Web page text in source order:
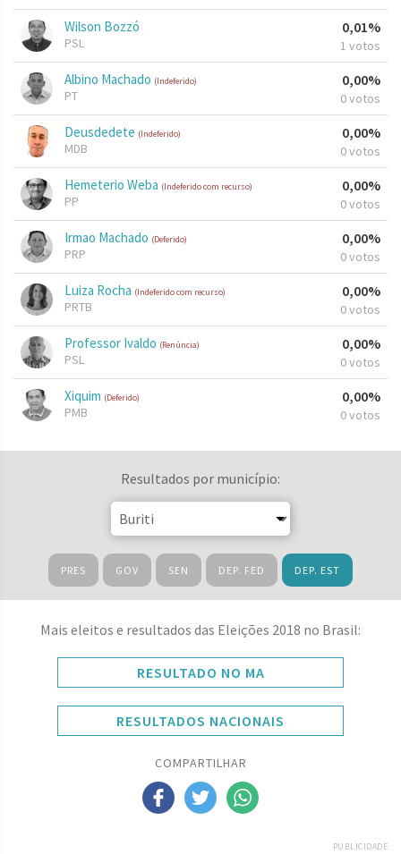
Wilson Bozzó
PSL
0,01%
1 votos
Albino Machado (Indeferido)
PT
0,00%
0 votos
Deusdedete (Indeferido)
MDB
0,00%
0 votos
Hemeterio Weba (Indeferido com recurso)
PP
0,00%
0 votos
Irmao Machado (Deferido)
PRP
0,00%
0 votos
Luiza Rocha (Indeferido com recurso)
PRTB
0,00%
0 votos
Professor Ivaldo (Renúncia)
PSL
0,00%
0 votos
Xiquim (Deferido)
PMB
0,00%
0 votos
Resultados por município:
PRES GOV SEN DEP. FED DEP. EST
Mais eleitos e resultados das Eleições 2018 no Brasil:
RESULTADO NO MA
RESULTADOS NACIONAIS
COMPARTILHAR
PUBLICIDADE